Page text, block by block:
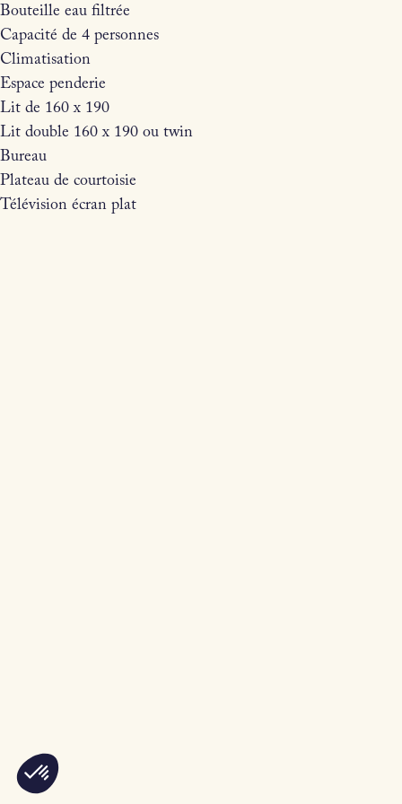
Bouteille eau filtrée
Capacité de 4 personnes
Climatisation
Espace penderie
Lit de 160 x 190
Lit double 160 x 190 ou twin
Bureau
Plateau de courtoisie
Télévision écran plat